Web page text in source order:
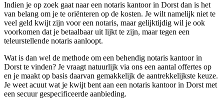
Indien je op zoek gaat naar een notaris kantoor in Dorst dan is het
van belang om je te oriënteren op de kosten. Je wilt namelijk niet te
veel geld kwijt zijn voor een notaris, maar gelijktijdig wil je ook
voorkomen dat je betaalbaar uit lijkt te zijn, maar tegen een
teleurstellende notaris aanloopt.
Wat is dan wel de methode om een behendig notaris kantoor in
Dorst te vinden? Je vraagt natuurlijk via ons een aantal offertes op
en je maakt op basis daarvan gemakkelijk de aantrekkelijkste keuze.
Je weet acuut wat je kwijt bent aan een notaris kantoor in Dorst met
een secuur gespecificeerde aanbieding.